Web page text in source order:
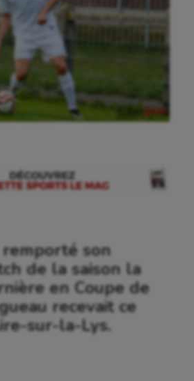
son
de la saison la
en Coupe de
recevait ce
sur-la-Lys.